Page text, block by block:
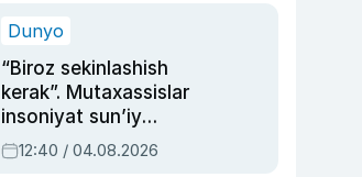
Dunyo
“Biroz sekinlashish
kerak”. Mutaxassislar
insoniyat sun’iy
intellektni boshqara
olmay qolishidan xavotir
12:40 / 04.08.2026